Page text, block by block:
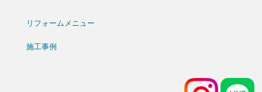
リフォームメニュー
施工事例